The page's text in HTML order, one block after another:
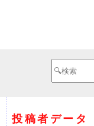
投稿者データ